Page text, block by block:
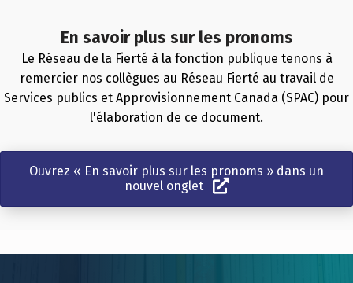
En savoir plus sur les pronoms
Le Réseau de la Fierté à la fonction publique tenons à
remercier nos collègues au Réseau Fierté au travail de
Services publics et Approvisionnement Canada (SPAC) pour
l'élaboration de ce document.
Ouvrez « En savoir plus sur les pronoms » dans un
nouvel onglet